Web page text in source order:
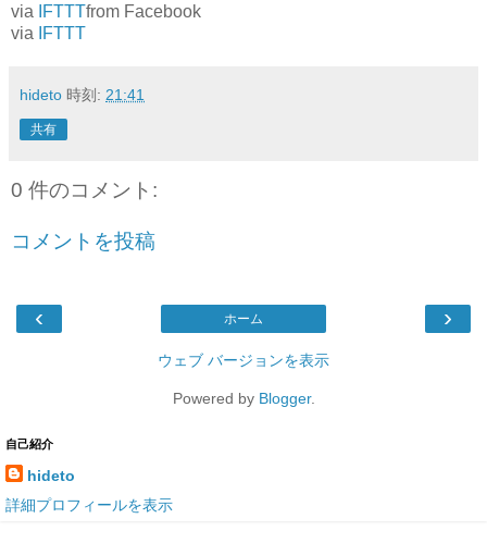
via
IFTTTfrom Facebook
via
IFTTT
hideto 時刻: 21:41
共有
0 件のコメント:
コメントを投稿
‹ ›
ホーム
ウェブ バージョンを表示
Powered by Blogger.
自己紹介
hideto
詳細プロフィールを表示